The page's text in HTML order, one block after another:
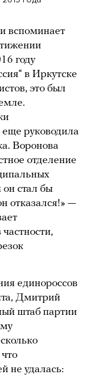
вспоминает
году
в Иркутске
это был
руководила
Воронова
отделение
стал бы
отказался!» —
единороссов
Дмитрий
штаб партии
не удалась: